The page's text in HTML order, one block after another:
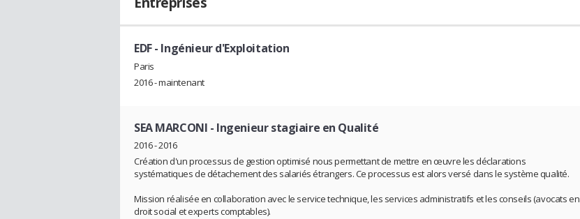
EDF- Ingénieur d'Exploitation
Paris
2016 - maintenant
SEA MARCONI - Ingenieur stagiaire en Qualité
2016 - 2016
Création d'un processus de gestion optimisé nous permettant de mettre en œuvre les déclarations
systématiques de détachement des salariés étrangers. Ce processus est alors versé dans le système qualité.
Mission réalisée en collaboration avec le service technique, les services administratifs et les conseils (avocats en
droit social et experts comptables).